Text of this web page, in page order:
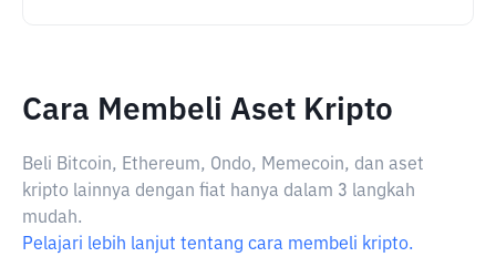
Cara Membeli Aset Kripto
Beli Bitcoin, Ethereum, Ondo, Memecoin, dan aset
kripto lainnya dengan fiat hanya dalam 3 langkah
mudah.
Pelajari lebih lanjut tentang cara membeli kripto.